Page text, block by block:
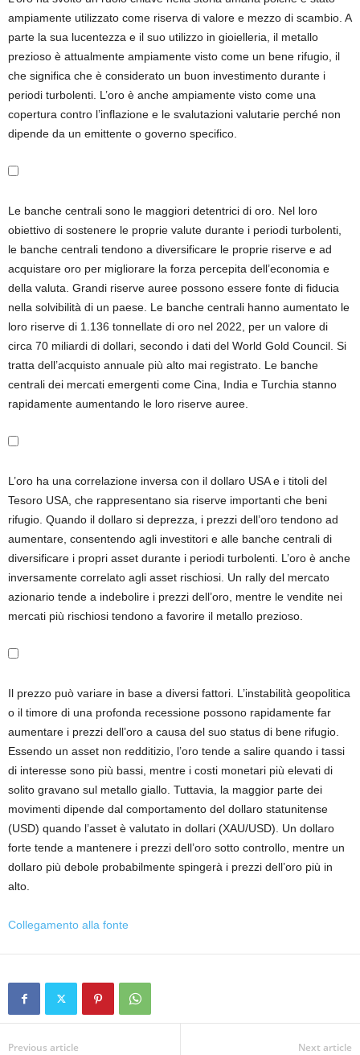
ampiamente utilizzato come riserva di valore e mezzo di scambio. A
parte la sua lucentezza e il suo utilizzo in gioielleria, il metallo
prezioso è attualmente ampiamente visto come un bene rifugio, il
che significa che è considerato un buon investimento durante i
periodi turbolenti. L’oro è anche ampiamente visto come una
copertura contro l’inflazione e le svalutazioni valutarie perché non
dipende da un emittente o governo specifico.
Le banche centrali sono le maggiori detentrici di oro. Nel loro
obiettivo di sostenere le proprie valute durante i periodi turbolenti,
le banche centrali tendono a diversificare le proprie riserve e ad
acquistare oro per migliorare la forza percepita dell’economia e
della valuta. Grandi riserve auree possono essere fonte di fiducia
nella solvibilità di un paese. Le banche centrali hanno aumentato le
loro riserve di 1.136 tonnellate di oro nel 2022, per un valore di
circa 70 miliardi di dollari, secondo i dati del World Gold Council. Si
tratta dell’acquisto annuale più alto mai registrato. Le banche
centrali dei mercati emergenti come Cina, India e Turchia stanno
rapidamente aumentando le loro riserve auree.
L’oro ha una correlazione inversa con il dollaro USA e i titoli del
Tesoro USA, che rappresentano sia riserve importanti che beni
rifugio. Quando il dollaro si deprezza, i prezzi dell’oro tendono ad
aumentare, consentendo agli investitori e alle banche centrali di
diversificare i propri asset durante i periodi turbolenti. L’oro è anche
inversamente correlato agli asset rischiosi. Un rally del mercato
azionario tende a indebolire i prezzi dell’oro, mentre le vendite nei
mercati più rischiosi tendono a favorire il metallo prezioso.
Il prezzo può variare in base a diversi fattori. L’instabilità geopolitica
o il timore di una profonda recessione possono rapidamente far
aumentare i prezzi dell’oro a causa del suo status di bene rifugio.
Essendo un asset non redditizio, l’oro tende a salire quando i tassi
di interesse sono più bassi, mentre i costi monetari più elevati di
solito gravano sul metallo giallo. Tuttavia, la maggior parte dei
movimenti dipende dal comportamento del dollaro statunitense
(USD) quando l’asset è valutato in dollari (XAU/USD). Un dollaro
forte tende a mantenere i prezzi dell’oro sotto controllo, mentre un
dollaro più debole probabilmente spingerà i prezzi dell’oro più in
alto.
Collegamento alla fonte
Previous article Next article